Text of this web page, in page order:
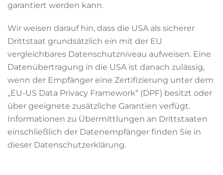
garantiert werden kann.
Wir weisen darauf hin, dass die USA als sicherer
Drittstaat grundsätzlich ein mit der EU
vergleichbares Datenschutzniveau aufweisen. Eine
Datenübertragung in die USA ist danach zulässig,
wenn der Empfänger eine Zertifizierung unter dem
„EU-US Data Privacy Framework“ (DPF) besitzt oder
über geeignete zusätzliche Garantien verfügt.
Informationen zu Übermittlungen an Drittstaaten
einschließlich der Datenempfänger finden Sie in
dieser Datenschutzerklärung.